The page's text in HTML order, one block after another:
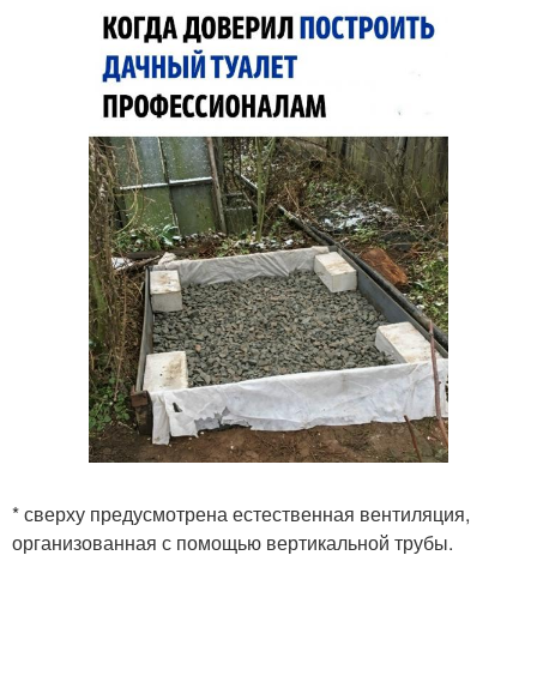
* сверху предусмотрена естественная вентиляция,
организованная с помощью вертикальной трубы.